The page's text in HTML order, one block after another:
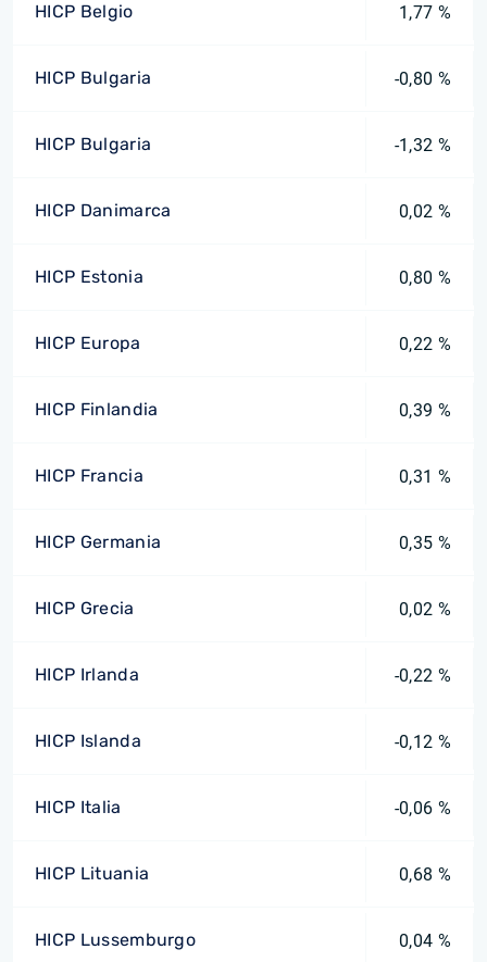
HICP Belgio 1,77 %
HICP Bulgaria -0,80 %
HICP Bulgaria -1,32 %
HICP Danimarca 0,02 %
HICP Estonia 0,80 %
HICP Europa 0,22 %
HICP Finlandia 0,39 %
HICP Francia 0,31 %
HICP Germania 0,35 %
HICP Grecia 0,02 %
HICP Irlanda -0,22 %
HICP Islanda -0,12 %
HICP Italia -0,06 %
HICP Lituania 0,68 %
HICP Lussemburgo 0,04 %